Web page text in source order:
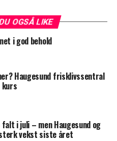
OGSÅ LIKE
i god behold
Haugesund frisklivssentral
i juli – men Haugesund og
vekst siste året